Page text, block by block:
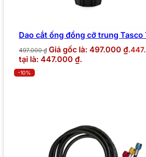
Dao cắt ống đồng cỡ trung Tasco
497.000₫ Giá gốc là: 497.000 ₫.
tại là: 447.000 ₫.
-10%